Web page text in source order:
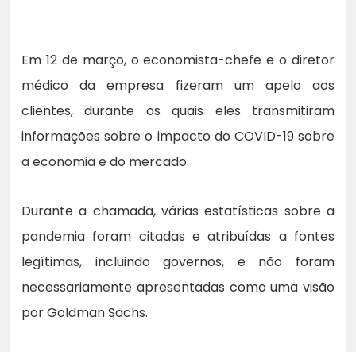
Em 12 de março, o economista-chefe e o diretor
médico da empresa fizeram um apelo aos
clientes, durante os quais eles transmitiram
informações sobre o impacto do COVID-19 sobre
a economia e do mercado.
Durante a chamada, várias estatísticas sobre a
pandemia foram citadas e atribuídas a fontes
legítimas, incluindo governos, e não foram
necessariamente apresentadas como uma visão
por Goldman Sachs.